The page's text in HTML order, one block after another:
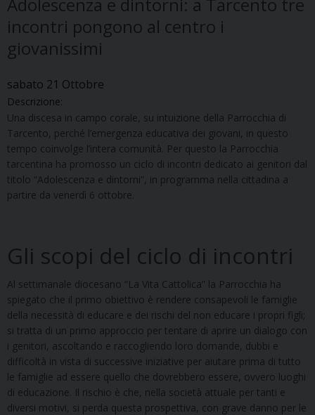
incontri pongono al centro i
giovanissimi
sabato 21 Ottobre
Descrizione:
Una discesa in campo corale, su intuizione della Parrocchia di
Tarcento, perché l’emergenza educativa dei giovani, in questo
tempo coinvolge l’intera comunità. Per questo la Parrocchia
tarcentina ha promosso un ciclo di incontri dedicato ai genitori dal
titolo “Adolescenza e dintorni”, in programma nella cittadina a
partire da venerdì 6 ottobre.
Gli scopi del ciclo di incontri
Al settimanale diocesano “La Vita Cattolica” la Parrocchia ha
spiegato che il primo obiettivo è rendere consapevoli le famiglie
della necessità di educare e dei rischi del non educare i propri figli;
si tratta di un primo approccio per tentare di aprire un dialogo con
i genitori, ascoltando e raccogliendo loro domande, dubbi e
difficoltà in vista di successive iniziative per aiutare prima di tutto
le famiglie ad essere quello che dovrebbero essere, ovvero luoghi
di educazione. Il rischio è che, nella società attuale per tanti e
diversi motivi, si perda questa prospettiva, con grave danno per le